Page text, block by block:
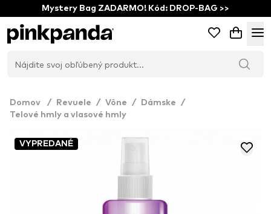
Mystery Bag ZADARMO! Kód: DROP-BAG >>
Domov / Revuele / Vône / Dámske
/
Telové hmly a vlasové hmly
VYPREDANÉ